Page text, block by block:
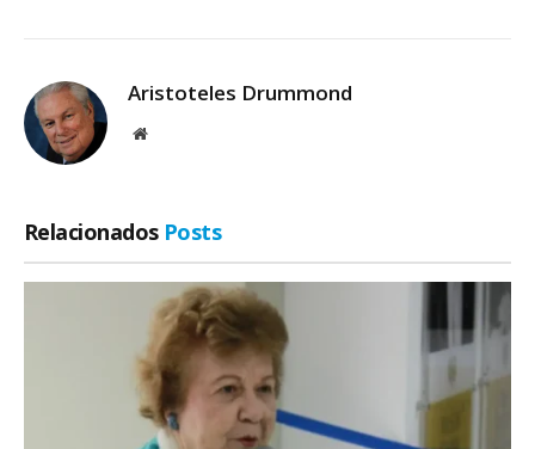
Aristoteles Drummond
Site
Relacionados Posts